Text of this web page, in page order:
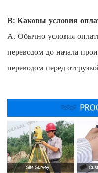
В: Каковы условия
А: Обычно условия
переводом до начала
переводом перед